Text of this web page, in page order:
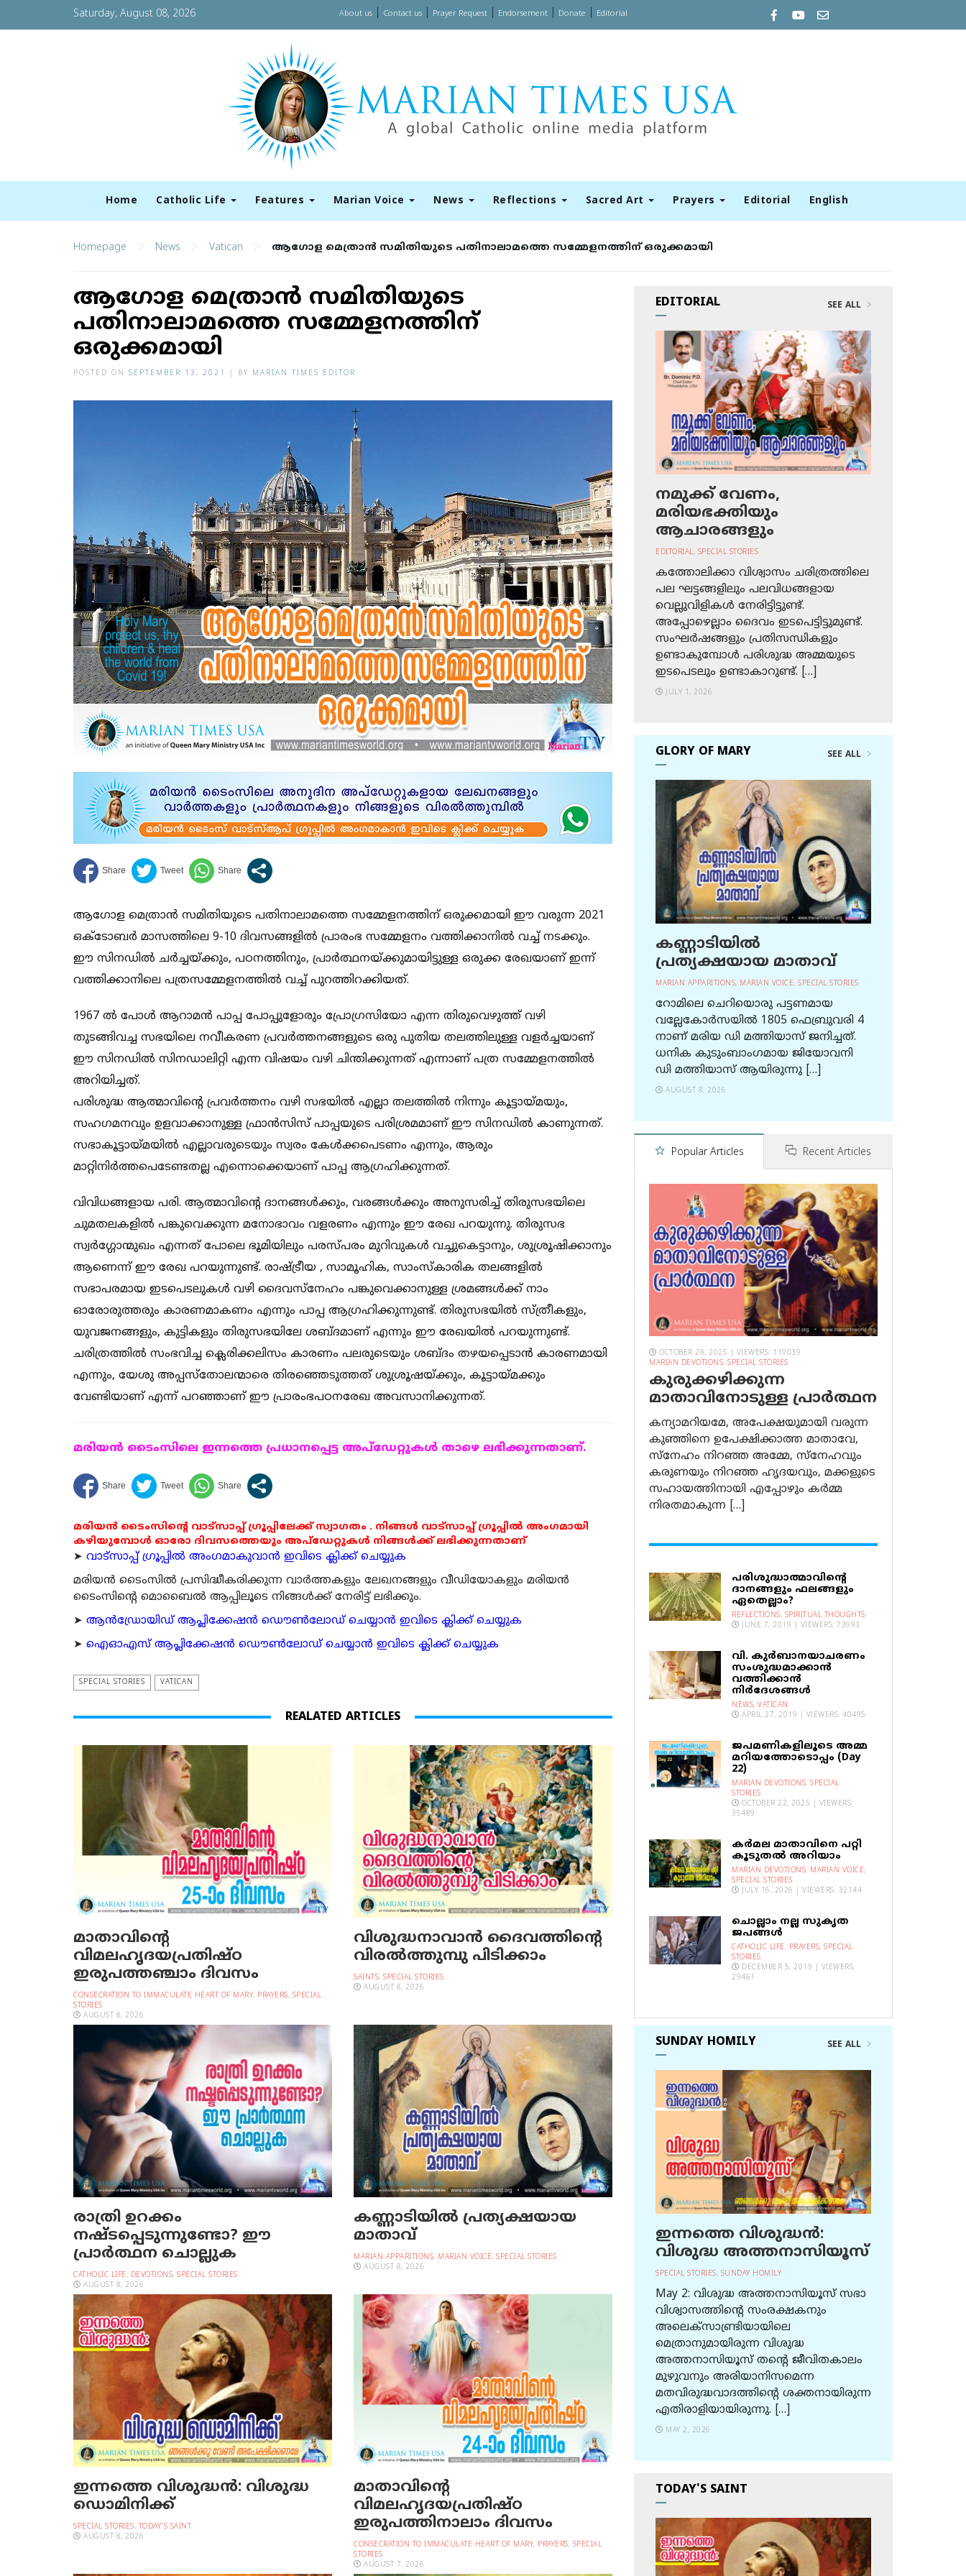
Saturday, August 08, 2026 About us| Contact us| Prayer Request| Endorsement| Donate Editorial
Home Catholic Life Features Marian Voice News Reflections Sacred Art Prayers Editorial English
Homepage > News > Vatican > ആഗോള മെത്രാൻ സമിതിയുടെ പതിനാലാമത്തെ സമ്മേളനത്തിന് ഒരുക്കമായി
ആഗോള മെത്രാൻ സമിതിയുടെ
പതിനാലാമത്തെ സമ്മേളനത്തിന്
ഒരുക്കമായി
POSTED ON SEPTEMBER 13, 2021 BY MARIAN TIMES EDITOR
ആഗോള മെത്രാൻ സമിതിയുടെ പതിനാലാമത്തെ സമ്മേളനത്തിന് ഒരുക്കമായി ഈ വരുന്ന 2021
ഒക്ടോബർ മാസത്തിലെ 9-10 ദിവസങ്ങളിൽ പ്രാരംഭ സമ്മേളനം വത്തിക്കാനിൽ വച്ച് നടക്കും.
ഈ സിനഡിൽ ചർച്ചയ്ക്കും, പഠനത്തിനും, പ്രാർത്ഥനയ്ക്കുമായിട്ടുള്ള ഒരുക്ക രേഖയാണ് ഇന്ന്
വത്തിക്കാനിലെ പത്രസമ്മേളനത്തിൽ വച്ച് പുറത്തിറക്കിയത്.
1967 ൽ പോൾ ആറാമൻ പാപ്പ പോപ്പുളോരും പ്രോഗ്രസിയോ എന്ന തിരുവെഴുത്ത് വഴി
തുടങ്ങിവച്ച സഭയിലെ നവീകരണ പ്രവർത്തനങ്ങളുടെ ഒരു പുതിയ തലത്തിലുള്ള വളർച്ചയാണ്
ഈ സിനഡിൽ സിനഡാലിറ്റി എന്ന വിഷയം വഴി ചിന്തിക്കുന്നത് എന്നാണ് പത്ര സമ്മേളനത്തിൽ
അറിയിച്ചത്.
പരിശുദ്ധ ആത്മാവിൻ്റെ പ്രവർത്തനം വഴി സഭയിൽ എല്ലാ തലത്തിൽ നിന്നും കൂട്ടായ്മയും,
സഹഗമനവും ഉളവാക്കാനുള്ള ഫ്രാൻസിസ് പാപ്പയുടെ പരിശ്രമമാണ് ഈ സിനഡിൽ കാണുന്നത്.
സഭാകൂട്ടായ്മയിൽ എല്ലാവരുടെയും സ്വരം കേൾക്കപെടണം എന്നും, ആരും
മാറ്റിനിർത്തപെടേണ്ടതല്ല എന്നൊക്കെയാണ് പാപ്പ ആഗ്രഹിക്കുന്നത്.
വിവിധങ്ങളായ പരി. ആത്മാവിൻ്റെ ദാനങ്ങൾക്കും, വരങ്ങൾക്കും അനുസരിച്ച് തിരുസഭയിലെ
ചുമതലകളിൽ പങ്കുവെക്കുന്ന മനോഭാവം വളരണം എന്നും ഈ രേഖ പറയുന്നു. തിരുസഭ
സ്വർഗ്ഗോന്മുഖം എന്നത് പോലെ ഭൂമിയിലും പരസ്‌പരം മുറിവുകൾ വച്ചുകെട്ടാനും, ശുശ്രൂഷിക്കാനും
ആണെന്ന് ഈ രേഖ പറയുന്നുണ്ട്. രാഷ്ട്രീയ , സാമൂഹിക, സാംസ്കാരിക തലങ്ങളിൽ
സഭാപരമായ ഇടപെടലുകൾ വഴി ദൈവസ്നേഹം പങ്കുവെക്കാനുള്ള ശ്രമങ്ങൾക്ക് നാം
ഓരോരുത്തരും കാരണമാകണം എന്നും പാപ്പ ആഗ്രഹിക്കുന്നുണ്ട്. തിരുസഭയിൽ സ്ത്രീകളും,
യുവജനങ്ങളും, കുട്ടികളും തിരുസഭയിലേ ശബ്ദമാണ് എന്നും ഈ രേഖയിൽ പറയുന്നുണ്ട്.
ചരിത്രത്തിൽ സംഭവിച്ച ക്ലെരിക്കലിസം കാരണം പലരുടെയും ശബ്ദം തഴയപ്പെടാൻ കാരണമായി
എന്നും, യേശു അപ്പസ്തോലന്മാരെ തിരഞ്ഞെടുത്തത് ശുശ്രൂഷയ്ക്കും, കൂട്ടായ്മക്കും
വേണ്ടിയാണ് എന്ന് പറഞ്ഞാണ് ഈ പ്രാരംഭപഠനരേഖ അവസാനിക്കുന്നത്.
മരിയന്‍ ടൈംസിലെ ഇന്നത്തെ പ്രധാനപ്പെട്ട അപ്ഡേറ്റുകള്‍ താഴെ ലഭിക്കുന്നതാണ്.
മരിയൻ ടൈംസിന്റെ വാട്സാപ്പ് ഗ്രൂപ്പിലേക്ക് സ്വാഗതം . നിങ്ങൾ വാട്സാപ്പ് ഗ്രൂപ്പിൽ അംഗമായി
കഴിയുമ്പോൾ ഓരോ ദിവസത്തെയും അപ്ഡേറ്റുകൾ നിങ്ങൾക്ക് ലഭിക്കുന്നതാണ്
➤ വാട്സാപ്പ് ഗ്രൂപ്പിൽ അംഗമാകുവാൻ ഇവിടെ ക്ലിക്ക് ചെയ്യുക
മരിയന്‍ ടൈംസില്‍ പ്രസിദ്ധീകരിക്കുന്ന വാര്‍ത്തകളും ലേഖനങ്ങളും വീഡിയോകളും മരിയന്‍
ടൈംസിന്റെ മൊബൈല്‍ ആപ്പിലൂടെ നിങ്ങള്‍ക്ക് നേരിട്ട് ലഭിക്കും.
➤ ആന്‍ഡ്രോയിഡ് ആപ്ലിക്കേഷന്‍ ഡൌണ്‍ലോഡ് ചെയ്യാന്‍ ഇവിടെ ക്ലിക്ക് ചെയ്യുക
➤ ഐഓഎസ് ആപ്ലിക്കേഷന്‍ ഡൌണ്‍ലോഡ് ചെയ്യാന്‍ ഇവിടെ ക്ലിക്ക് ചെയ്യുക
SPECIAL STORIES VATICAN
REALATED ARTICLES
മാതാവിന്റെ
വിമലഹൃദയപ്രതിഷ്ഠ
ഇരുപത്തഞ്ചാം ദിവസം
CONSECRATION TO IMMACULATE HEART OF MARY, PRAYERS, SPECIAL
STORIES
AUGUST 8, 2026
വിശുദ്ധനാവാന്‍ ദൈവത്തിന്റെ
വിരല്‍ത്തുമ്പു പിടിക്കാം
SAINTS, SPECIAL STORIES
AUGUST 8, 2026
രാത്രി ഉറക്കം
നഷ്ടപ്പെടുന്നുണ്ടോ? ഈ
പ്രാര്‍ത്ഥന ചൊല്ലുക
CATHOLIC LIFE, DEVOTIONS, SPECIAL STORIES
AUGUST 8, 2026
കണ്ണാടിയില്‍ പ്രത്യക്ഷയായ
മാതാവ്
MARIAN APPARITIONS, MARIAN VOICE, SPECIAL STORIES
AUGUST 8, 2026
ഇന്നത്തെ വിശുദ്ധന്‍: വിശുദ്ധ
ഡൊമിനിക്ക്
SPECIAL STORIES, TODAY'S SAINT
AUGUST 8, 2026
മാതാവിന്റെ
വിമലഹൃദയപ്രതിഷ്ഠ
ഇരുപത്തിനാലാം ദിവസം
CONSECRATION TO IMMACULATE HEART OF MARY, PRAYERS, SPECIAL
STORIES
AUGUST 7, 2026
EDITORIAL SEE ALL
നമുക്ക് വേണം,
മരിയഭക്തിയും
ആചാരങ്ങളും
EDITORIAL, SPECIAL STORIES
കത്തോലിക്കാ വിശ്വാസം ചരിത്രത്തിലെ
പല ഘട്ടങ്ങളിലും പലവിധങ്ങളായ
വെല്ലുവിളികള്‍ നേരിട്ടിട്ടുണ്ട്.
അപ്പോഴെല്ലാം ദൈവം ഇടപെട്ടിട്ടുമുണ്ട്.
സംഘര്‍ഷങ്ങളും പ്രതിസന്ധികളും
ഉണ്ടാകുമ്പോള്‍ പരിശുദ്ധ അമ്മയുടെ
ഇടപെടലും ഉണ്ടാകാറുണ്ട്. […]
JULY 1, 2026
GLORY OF MARY SEE ALL
കണ്ണാടിയില്‍
പ്രത്യക്ഷയായ മാതാവ്
MARIAN APPARITIONS, MARIAN VOICE, SPECIAL STORIES
റോമിലെ ചെറിയൊരു പട്ടണമായ
വല്ലേകോര്‍സയില്‍ 1805 ഫെബ്രുവരി 4
നാണ് മരിയ ഡി മത്തിയാസ് ജനിച്ചത്.
ധനിക കുടുംബാംഗമായ ജിയോവനി
ഡി മത്തിയാസ് ആയിരുന്നു […]
AUGUST 8, 2026
Popular Articles Recent Articles
OCTOBER 28, 2025 | VIEWERS: 119039
MARIAN DEVOTIONS, SPECIAL STORIES
കുരുക്കഴിക്കുന്ന
മാതാവിനോടുള്ള പ്രാര്‍ത്ഥന
കന്യാമറിയമേ, അപേക്ഷയുമായി വരുന്ന
കുഞ്ഞിനെ ഉപേക്ഷിക്കാത്ത മാതാവേ,
സ്നേഹം നിറഞ്ഞ അമ്മേ, സ്നേഹവും
കരുണയും നിറഞ്ഞ ഹൃദയവും, മക്കളുടെ
സഹായത്തിനായി എപ്പോഴും കർമ്മ
നിരതമാകുന്ന […]
പരിശുദ്ധാത്മാവിന്റെ
ദാനങ്ങളും ഫലങ്ങളും
ഏതെല്ലാം?
REFLECTIONS, SPIRITUAL THOUGHTS
JUNE 7, 2019 | VIEWERS: 73993
വി. കുര്‍ബാനയാചരണം
സംശുദ്ധമാക്കാന്‍
വത്തിക്കാന്‍
നിര്‍ദേശങ്ങള്‍
NEWS, VATICAN
APRIL 27, 2019 | VIEWERS: 40495
ജപമണികളിലൂടെ അമ്മ
മറിയത്തോടൊപ്പം (Day
22)
MARIAN DEVOTIONS, SPECIAL
STORIES
OCTOBER 22, 2025 | VIEWERS:
35489
കര്‍മല മാതാവിനെ പറ്റി
കൂടുതല്‍ അറിയാം
MARIAN DEVOTIONS, MARIAN VOICE,
SPECIAL STORIES
JULY 16, 2026 | VIEWERS: 32144
ചൊല്ലാം നല്ല സുകൃത
ജപങ്ങൾ
CATHOLIC LIFE, PRAYERS, SPECIAL
STORIES
DECEMBER 5, 2019 | VIEWERS:
29461
SUNDAY HOMILY SEE ALL
ഇന്നത്തെ വിശുദ്ധന്‍:
വിശുദ്ധ അത്തനാസിയൂസ്
SPECIAL STORIES, SUNDAY HOMILY
May 2: വിശുദ്ധ അത്തനാസിയൂസ് സഭാ
വിശ്വാസത്തിന്റെ സംരക്ഷകനും
അലെക്സാണ്ട്രിയായിലെ
മെത്രാനുമായിരുന്ന വിശുദ്ധ
അത്തനാസിയൂസ് തന്റെ ജീവിതകാലം
മുഴുവനും അരിയാനിസമെന്ന
മതവിരുദ്ധവാദത്തിന്റെ ശക്തനായിരുന്ന
എതിരാളിയായിരുന്നു. […]
MAY 2, 2026
TODAY'S SAINT